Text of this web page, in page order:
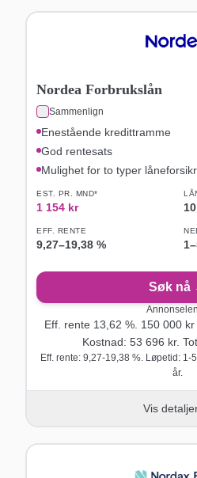
Nordea Forbrukslån
Sammenlign
Enestående kredittramme
God rentesats
Mulighet for to typer
EST. PR. MND*
1 154 kr
EFF. RENTE
9,27–19,38 %
Søk nå
Eff. rente 13,62 %. 150 000kr
Kostnad: 53 696 kr.
Eff. rente: 9,27-19,38 %. Løpetid: 1-
år.
Vis